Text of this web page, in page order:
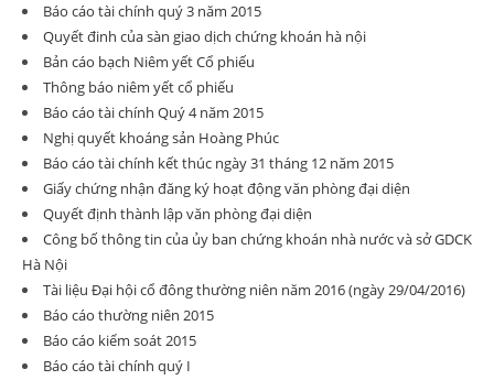
Báo cáo tài chính quý 3 năm 2015
Quyết đinh của sàn giao dịch chứng khoán hà nội
Bản cáo bạch Niêm yết Cổ phiếu
Thông báo niêm yết cổ phiếu
Báo cáo tài chính Quý 4 năm 2015
Nghị quyết khoáng sản Hoàng Phúc
Báo cáo tài chính kết thúc ngày 31 tháng 12 năm 2015
Giấy chứng nhận đăng ký hoạt động văn phòng đại diện
Quyết định thành lập văn phòng đại diện
Công bố thông tin của ủy ban chứng khoán nhà nước và sở GDCK
Hà Nội
Tài liệu Đại hội cổ đông thường niên năm 2016 (ngày 29/04/2016)
Báo cáo thường niên 2015
Báo cáo kiểm soát 2015
Báo cáo tài chính quý I